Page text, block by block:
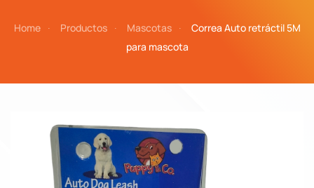
Home Productos Mascotas
Correa Auto retráctil 5M
para mascota